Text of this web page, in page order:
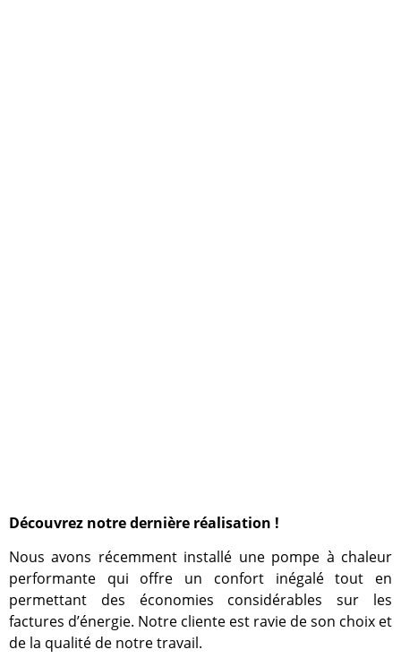
Découvrez notre dernière réalisation !
Nous avons récemment installé une pompe à chaleur
performante qui offre un confort inégalé tout en
permettant des économies considérables sur les
factures d’énergie. Notre cliente est ravie de son choix et
de la qualité de notre travail.